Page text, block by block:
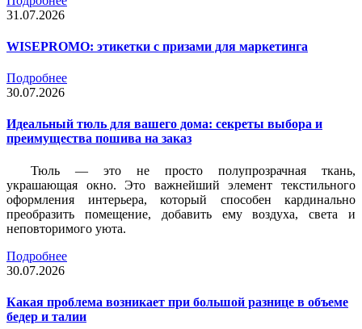
31.07.2026
WISEPROMO: этикетки с призами для маркетинга
Подробнее
30.07.2026
Идеальный тюль для вашего дома: секреты выбора и
преимущества пошива на заказ
Тюль — это не просто полупрозрачная ткань,
украшающая окно. Это важнейший элемент текстильного
оформления интерьера, который способен кардинально
преобразить помещение, добавить ему воздуха, света и
неповторимого уюта.
Подробнее
30.07.2026
Какая проблема возникает при большой разнице в объеме
бедер и талии